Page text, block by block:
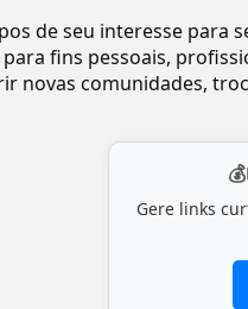
de seu interesse para
fins pessoais,
novas comunidades,
💰
Gere links